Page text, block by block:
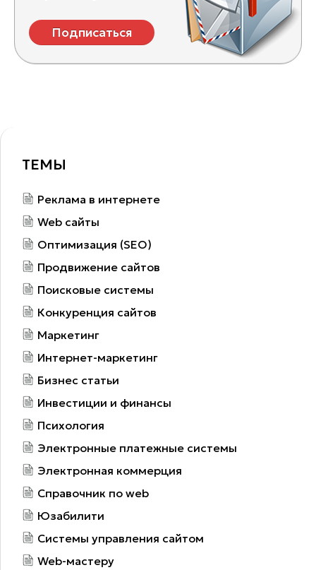
Подписаться
ТЕМЫ
Реклама в интернете
Web сайты
Оптимизация (SEO)
Продвижение сайтов
Поисковые системы
Конкуренция сайтов
Маркетинг
Интернет-маркетинг
Бизнес статьи
Инвестиции и финансы
Психология
Электронные платежные системы
Электронная коммерция
Справочник по web
Юзабилити
Системы управления сайтом
Web-мастеру